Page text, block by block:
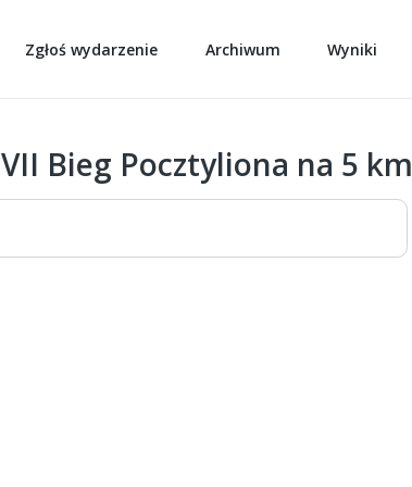
Zgłoś wydarzenie Archiwum Wyniki
VII Bieg Pocztyliona na 5 km